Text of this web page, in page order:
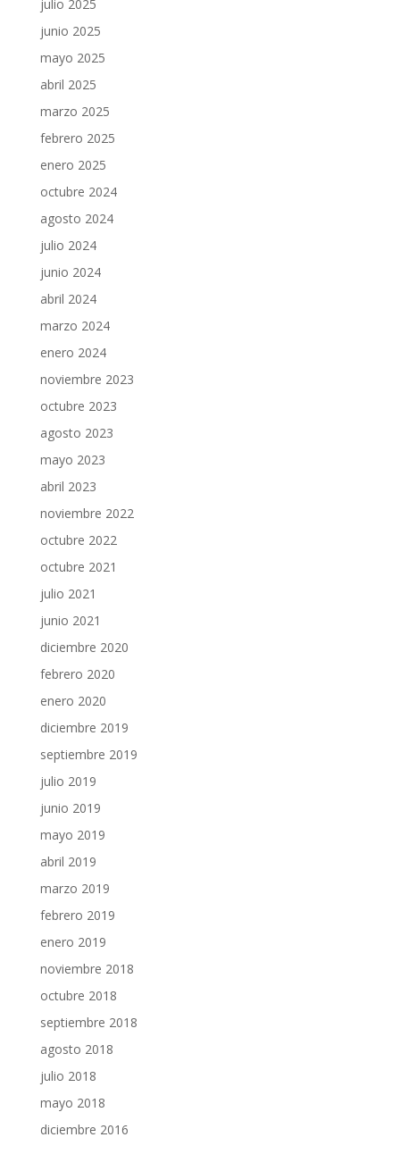
julio 2025
junio 2025
mayo 2025
abril 2025
marzo 2025
febrero 2025
enero 2025
octubre 2024
agosto 2024
julio 2024
junio 2024
abril 2024
marzo 2024
enero 2024
noviembre 2023
octubre 2023
agosto 2023
mayo 2023
abril 2023
noviembre 2022
octubre 2022
octubre 2021
julio 2021
junio 2021
diciembre 2020
febrero 2020
enero 2020
diciembre 2019
septiembre 2019
julio 2019
junio 2019
mayo 2019
abril 2019
marzo 2019
febrero 2019
enero 2019
noviembre 2018
octubre 2018
septiembre 2018
agosto 2018
julio 2018
mayo 2018
diciembre 2016